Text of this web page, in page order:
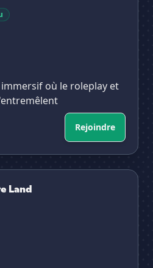
où le roleplay et
Rejoindre
Land